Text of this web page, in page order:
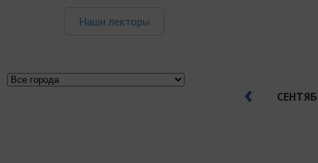
Наши лекторы